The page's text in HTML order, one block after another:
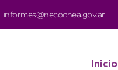
informes@necochea.gov.ar
Inicio